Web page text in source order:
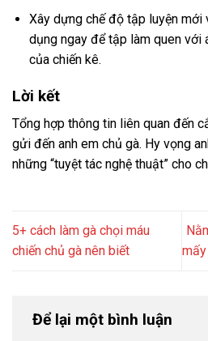
Xây dựng chế độ tập luyện mới
dụng ngay để tập làm quen với
của chiến kê.
Lời kết
Tổng hợp thông tin liên quan đến
gửi đến anh em chủ gà. Hy vọng
những “tuyệt tác nghệ thuật” cho
5+ cách làm gà chọi máu
chiến chủ gà nên biết
Để lại một bình luận